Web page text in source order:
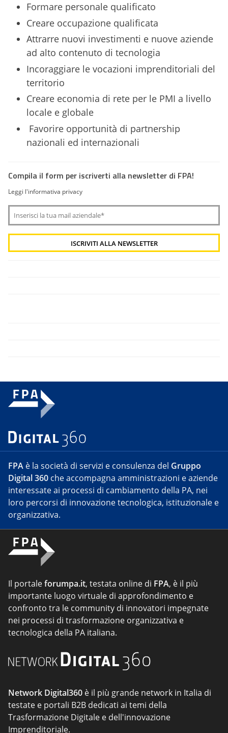
Formare personale qualificato
Creare occupazione qualificata
Attrarre nuovi investimenti e nuove aziende
ad alto contenuto di tecnologia
Incoraggiare le vocazioni imprenditoriali del
territorio
Creare economia di rete per le PMI a livello
locale e globale
Favorire opportunità di partnership
nazionali ed internazionali
Compila il form per iscriverti alla newsletter di FPA!
Leggi l'informativa privacy
FPA è la società di servizi e consulenza del Gruppo
Digital 360 che accompagna amministrazioni e aziende
interessate ai processi di cambiamento della PA, nei
loro percorsi di innovazione tecnologica, istituzionale e
organizzativa.
Il portaleforumpa.it, testata online di FPA, è il più
importante luogo virtuale di approfondimento e
confronto tra le community di innovatori impegnate
nei processi di trasformazione organizzativa e
tecnologica della PA italiana.
Network Digital360 è il più grande network in Italia di
testate e portali B2B dedicati ai temi della
Trasformazione Digitale e dell'innovazione
Imprenditoriale.